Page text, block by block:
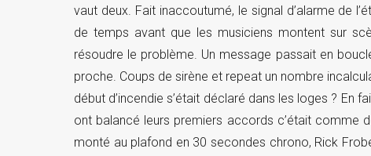
vaut deux. Fait inaccoutumé, le signal d’alarme de
de temps avant que les musiciens montent sur
résoudre le problème. Un message passait en
proche. Coups de sirène et repeat un nombre
début d’incendie s’était déclaré dans les loges ? En
ont balancé leurs premiers accords c’était comme
monté au plafond en 30 secondes chrono, Rick